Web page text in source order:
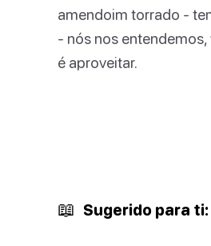
amendoim torrado -
- nós nos
é aproveitar.
📖 Sugerido para ti: